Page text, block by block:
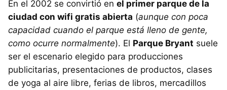
En el 2002 se convirtió en el primer parque de la
ciudad con wifi gratis abierta (aunque con poca
capacidad cuando el parque está lleno de gente,
como ocurre normalmente). El Parque Bryant suele
ser el escenario elegido para producciones
publicitarias, presentaciones de productos, clases
de yoga al aire libre, ferias de libros, mercadillos